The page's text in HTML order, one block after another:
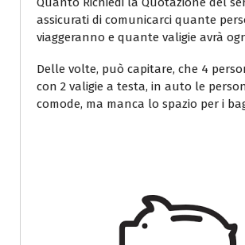
assicurati di comunicarci quante
viaggeranno e quante valigie avrà
Delle volte, può capitare, che 4
con 2 valigie a testa, in auto le
comode, ma manca lo spazio per i